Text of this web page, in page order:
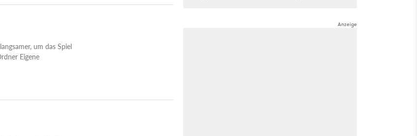
um das Spiel
Eigene